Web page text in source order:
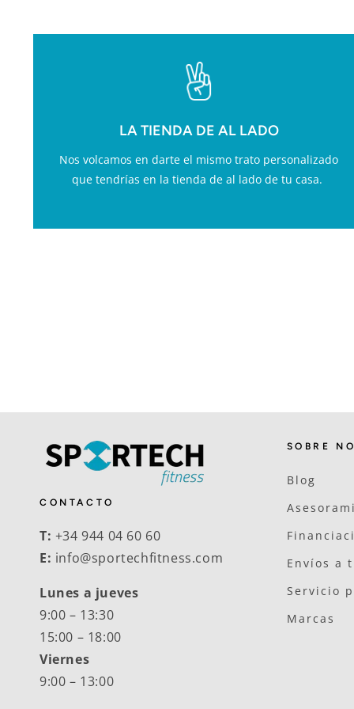
LA TIENDA DE AL LADO
Nos volcamos en darte el mismo trato personalizado
que tendrías en la tienda de al lado de tu casa.
CONTACTO
T: +34 944 04 60 60
E: info@sportechfitness.com
Lunes a jueves
9:00 – 13:30
15:00 – 18:00
Viernes
9:00 – 13:00
SOBRE
Blog
Envíos a
Servicio
Marcas